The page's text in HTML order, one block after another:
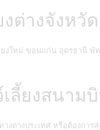
งต่างจังหวัด
ยงใหม่ ขอนแก่น อุดรธานี พั
เลี้ยงสนาม
งต่างประเทศ หรือต้องการส่